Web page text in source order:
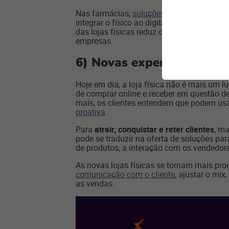
Nas farmácias, soluções omnichannel
integrar o físico ao digital – e ter uma
das lojas físicas reduz os custos
empresas.
6) Novas experiências
Hoje em dia, a loja física não é mais um
de comprar online e receber em questão
mais, os clientes entendem que podem
proativa.
Para atrair, conquistar e reter clientes,
pode se traduzir na oferta de soluções
de produtos, a interação com os
As novas lojas físicas se tornam mais
comunicação com o cliente, ajustar o
as vendas.